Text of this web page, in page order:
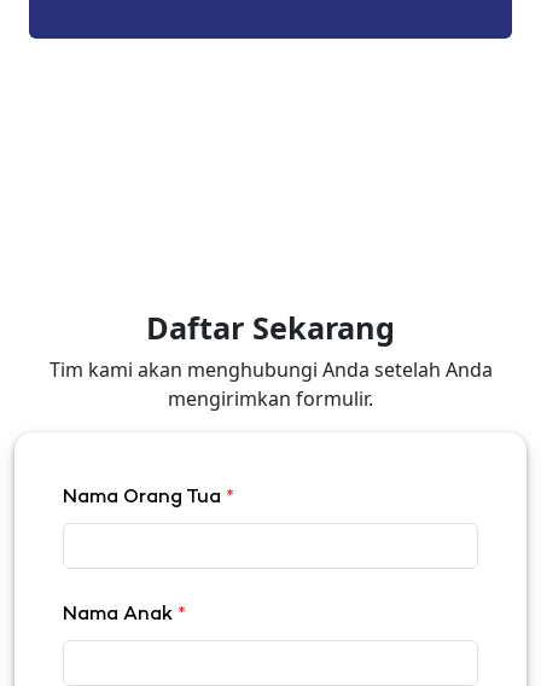
Daftar Sekarang
Tim kami akan menghubungi Anda setelah Anda
mengirimkan formulir.
Nama Orang Tua *
Nama Anak *